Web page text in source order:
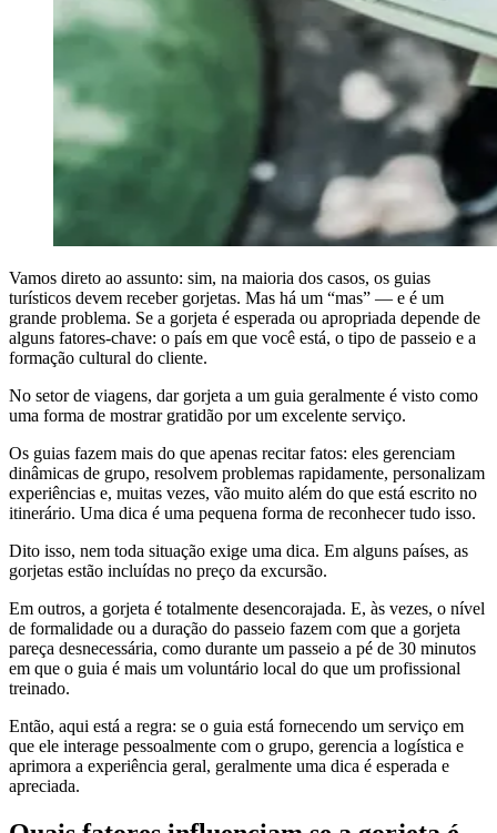
Vamos direto ao assunto: sim, na maioria dos casos, os guias
turísticos devem receber gorjetas. Mas há um “mas” — e é um
grande problema. Se a gorjeta é esperada ou apropriada depende de
alguns fatores-chave: o país em que você está, o tipo de passeio e a
formação cultural do cliente.
No setor de viagens, dar gorjeta a um guia geralmente é visto como
uma forma de mostrar gratidão por um excelente serviço.
Os guias fazem mais do que apenas recitar fatos: eles gerenciam
dinâmicas de grupo, resolvem problemas rapidamente, personalizam
experiências e, muitas vezes, vão muito além do que está escrito no
itinerário. Uma dica é uma pequena forma de reconhecer tudo isso.
Dito isso, nem toda situação exige uma dica. Em alguns países, as
gorjetas estão incluídas no preço da excursão.
Em outros, a gorjeta é totalmente desencorajada. E, às vezes, o nível
de formalidade ou a duração do passeio fazem com que a gorjeta
pareça desnecessária, como durante um passeio a pé de 30 minutos
em que o guia é mais um voluntário local do que um profissional
treinado.
Então, aqui está a regra: se o guia está fornecendo um serviço em
que ele interage pessoalmente com o grupo, gerencia a logística e
aprimora a experiência geral, geralmente uma dica é esperada e
apreciada.